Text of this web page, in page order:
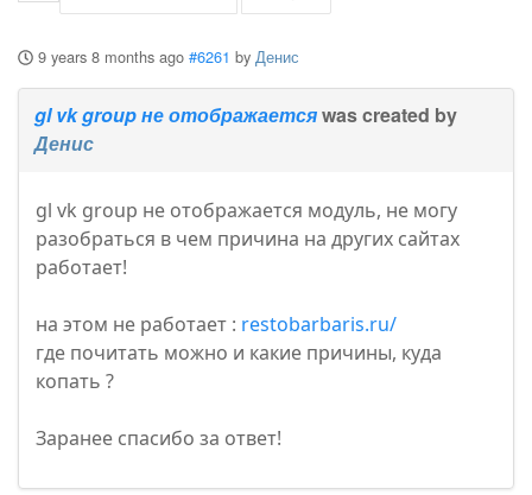
9 years 8 months ago #6261 by Денис
gl vk group не отображаетсяwas created by
Денис
gl vk group не отображается модуль, не могу
разобраться в чем причина на других сайтах
работает!
на этом не работает : restobarbaris.ru/
где почитать можно и какие причины, куда
копать ?
Заранее спасибо за ответ!